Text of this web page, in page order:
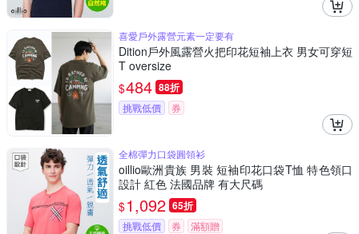
喜愛戶外露營元素一定要有
Dition戶外風露營火把印花短袖上衣 男女可穿短
T oversize
$484 88折
挑戰低價 券
全棉彈力口袋圓領衫
oillio歐洲貴族 男裝 短袖印花口袋T恤 特色領口
設計 紅色 法國品牌 有大尺碼
$1,092 65折
挑戰低價 券 滿額贈